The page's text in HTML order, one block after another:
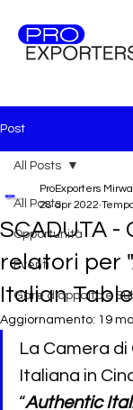
Post
All Posts
Opportunità
Eventi
Gare d'appalto e
All Posts
SCADUTA -
relatori per
Italian
ProExporters
28 apr 2022
Aggiornamento: 19
La Camera
Italiana in
“Authentic